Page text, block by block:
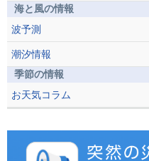
海と風の情報
波予測
潮汐情報
季節の情報
お天気コラム